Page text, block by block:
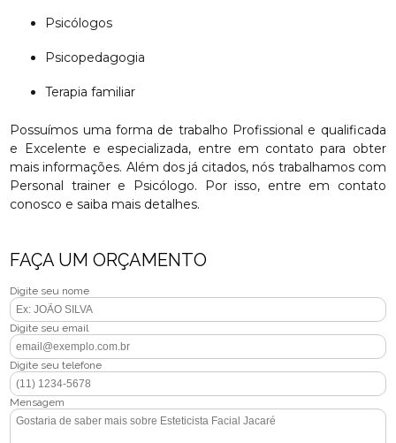
Psicólogos
Psicopedagogia
Terapia familiar
Possuímos uma forma de trabalho Profissional e qualificada
e Excelente e especializada, entre em contato para obter
mais informações. Além dos já citados, nós trabalhamos com
Personal trainer e Psicólogo. Por isso, entre em contato
conosco e saiba mais detalhes.
FAÇA UM ORÇAMENTO
Digite seu nome
Digite seu email
Digite seu telefone
Mensagem